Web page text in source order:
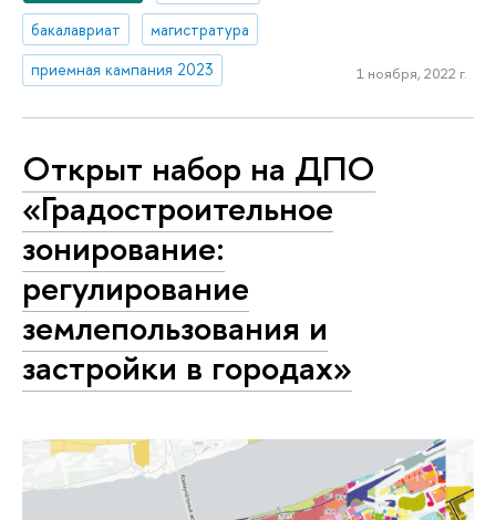
бакалавриат
магистратура
приемная кампания 2023
1 ноября, 2022 г.
Открыт набор на ДПО
«Градостроительное
зонирование:
регулирование
землепользования и
застройки в городах»